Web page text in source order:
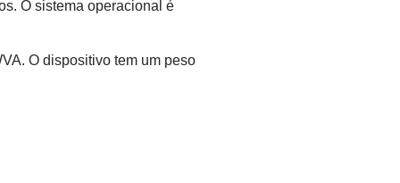
O sistema operacional é
O dispositivo tem um peso